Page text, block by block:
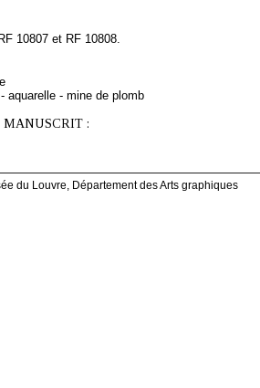
10807 et RF 10808.
aquarelle - mine de plomb
:
du Louvre, Département des Arts graphiques